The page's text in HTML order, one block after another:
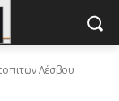
Λέσβου